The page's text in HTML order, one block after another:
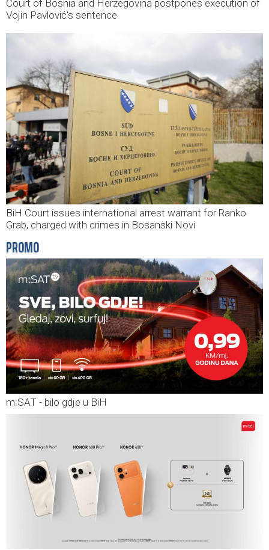
Court of Bosnia and Herzegovina postpones execution of
Vojin Pavlović's sentence
BiH Court issues international arrest warrant for Ranko
Grab, charged with crimes in Bosanski Novi
PROMO
m:SAT - bilo gdje u BiH